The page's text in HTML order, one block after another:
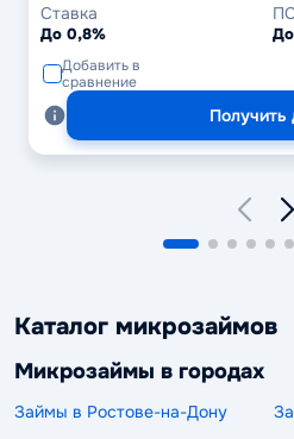
Ставка
До 0,8%
Добавить в
сравнение
Получить
Каталог микрозаймов
Микрозаймы в городах
Займы в Ростове-на-Дону